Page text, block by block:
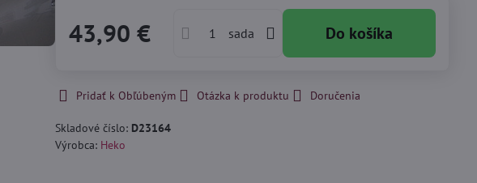
43,90 € sada Do košíka
Pridať k Obľúbeným Otázka k produktu Doručenia
Skladové číslo: D23164
Výrobca: Heko